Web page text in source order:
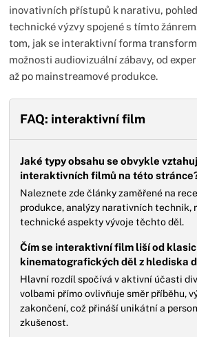
inovativních přístupů k narativu,
technické výzvy spojené s tímto
tom, jak se interaktivní forma
možnosti audiovizuální zábavy, od
až po mainstreamové produkce.
FAQ: interaktivní film
Jaké typy obsahu se obvykle
interaktivních filmů na této
Naleznete zde články zaměřené na
produkce, analýzy narativních technik,
technické aspekty vývoje těchto děl.
Čím se interaktivní film liší od
kinematografických děl z hlediska
Hlavní rozdíl spočívá v aktivní účasti
volbami přímo ovlivňuje směr příběhu,
zakončení, což přináší unikátní a
zkušenost.